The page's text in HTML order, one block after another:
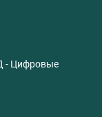
- Цифровые